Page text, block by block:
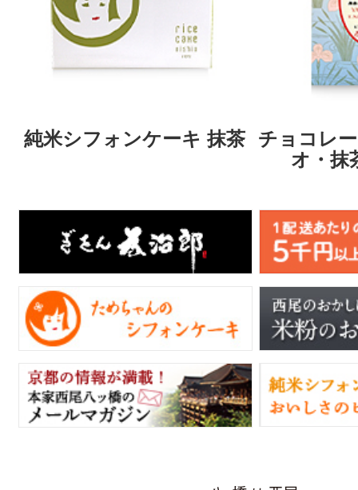
純米シフォンケーキ 抹茶
チョコレ
オ・抹